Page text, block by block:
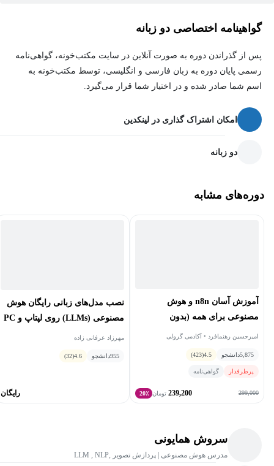
گواهینامه اختصاصی دو زبانه
پس از گذراندن دوره به صورت آنلاین در سایت مکتب‌خونه، گواهی‌نامه
رسمی پایان دوره به زبان فارسی و انگلیسی، توسط مکتب‌خونه به
اسم شما صادر شده و در اختیار شما قرار می‌گیرد.
امکان اشتراک گذاری در لینکدین
دو زبانه
دوره‌های مشابه
آموزش آسان n8n و هوش
مصنوعی برای همه (بدون
کدنویسی)
امیرحسین رهنمافرد • آکادمی گرولی
5,875دانشجو 4.5
(423)
پرطرفدار گواهی‌نامه
299,000
239,200 تومان 20٪
نصب مدل‌های زبانی رایگان هوش
مصنوعی (LLMs) روی لپتاپ و PC
(آفلاین)
مهرزاد عرفانی زاده
955دانشجو 4.6
(32)
رایگان
سروش همایونی
مدرس هوش مصنوعی | پردازش تصویر ,LLM , NLP